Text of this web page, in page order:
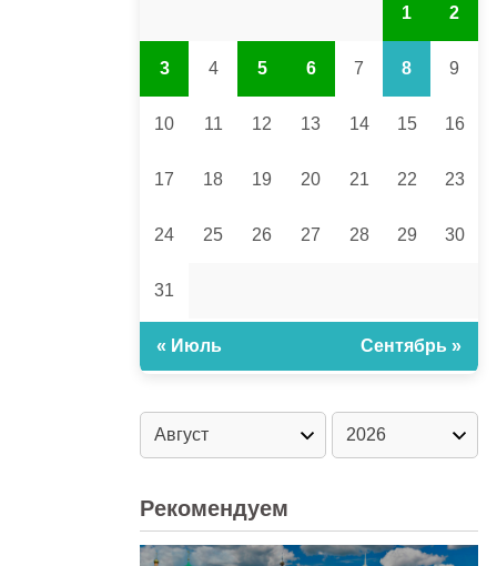
1 2
3 4 5 6 7 8 9
10 11 12 13 14 15 16
17 18 19 20 21 22 23
24 25 26 27 28 29 30
31
« Июль Сентябрь »
Рекомендуем